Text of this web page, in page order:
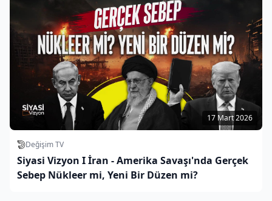
17 Mart 2026
Değişim TV
Siyasi Vizyon I İran - Amerika Savaşı'nda Gerçek
Sebep Nükleer mi, Yeni Bir Düzen mi?